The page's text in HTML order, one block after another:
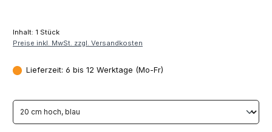
Inhalt: 1 Stück
Preise inkl. MwSt. zzgl. Versandkosten
Lieferzeit: 6 bis 12 Werktage (Mo-Fr)